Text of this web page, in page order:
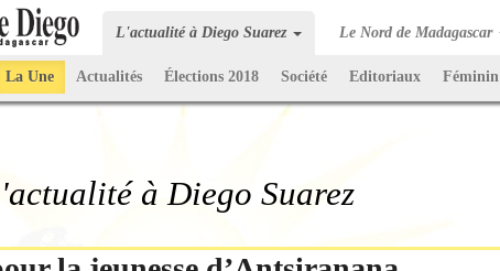
L'actualité à Diego Suarez Le Nord de Madagascar
La Une Actualités Élections 2018 Société Editoriaux Féminin
à Diego Suarez